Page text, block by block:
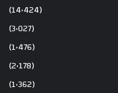
(14٬424)
(3٬027)
(1٬476)
(2٬178)
(1٬362)